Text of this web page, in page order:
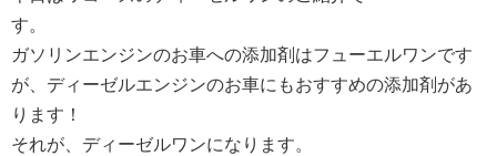
す。
ガソリンエンジンのお車への添加剤はフューエルワンです
が、ディーゼルエンジンのお車にもおすすめの添加剤があ
ります！
それが、ディーゼルワンになります。